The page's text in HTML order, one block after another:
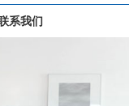
系我们